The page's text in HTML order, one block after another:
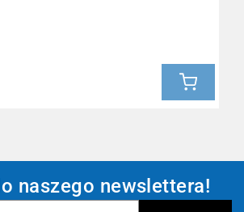
naszego newslettera!